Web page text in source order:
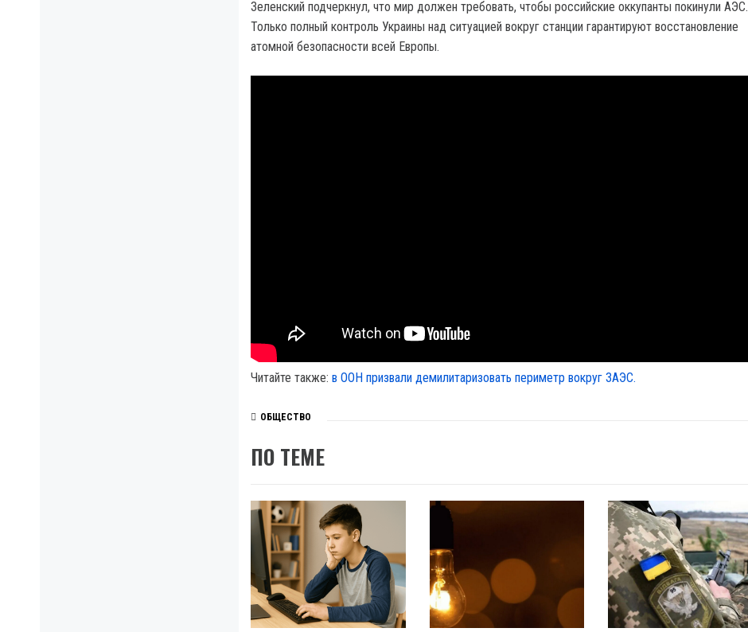
Зеленский подчеркнул, что мир должен требовать, чтобы российские оккупанты покинули АЭС.
Только полный контроль Украины над ситуацией вокруг станции гарантируют восстановление
атомной безопасности всей Европы.
Читайте также: в ООН призвали демилитаризовать периметр вокруг ЗАЭС.
ОБЩЕСТВО
ПО ТЕМЕ